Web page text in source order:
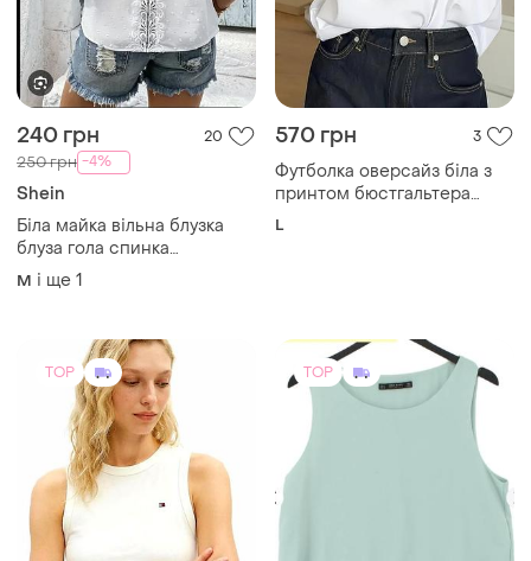
240 грн 20
250 грн -4%
Shein
Біла майка вільна блузка
блуза гола спинка
мереживо вишиванка
вишивка трендова стильна
M і ще 1
570 грн 3
Футболка оверсайз біла з
принтом бюстгальтера
жіноча oversize
L
TOP TOP